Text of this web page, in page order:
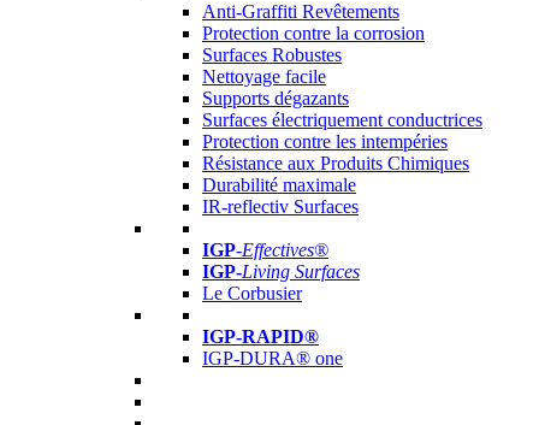
Anti-Graffiti Revêtements
Protection contre la corrosion
Surfaces Robustes
Nettoyage facile
Supports dégazants
Surfaces électriquement conductrices
Protection contre les intempéries
Résistance aux Produits Chimiques
Durabilité maximale
IR-reflectiv Surfaces
IGP-Effectives®
IGP-Living Surfaces
Le Corbusier
IGP-RAPID®
IGP-DURA® one